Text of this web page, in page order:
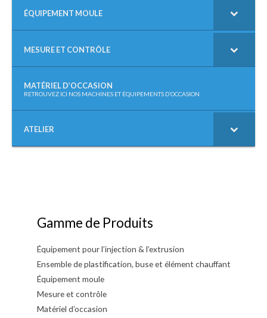
ÉQUIPEMENT MOULE
MESURE ET CONTRÔLE
MATÉRIEL D’OCCASION
–
RETROUVEZ ICI NOS MACHINES ET ÉQUIPEMENTS D’OCCASION
ATELIER
Gamme de Produits
Équipement pour l’injection & l’extrusion
Ensemble de plastification, buse et élément chauffant
Équipement moule
Mesure et contrôle
Matériel d’occasion